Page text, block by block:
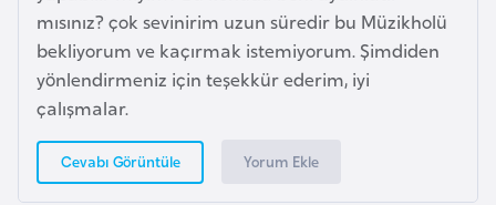
mısınız? çok sevinirim uzun süredir bu Müzikholü
bekliyorum ve kaçırmak istemiyorum. Şimdiden
yönlendirmeniz için teşekkür ederim, iyi
çalışmalar.
Cevabı Görüntüle Yorum Ekle
İ
t
a
l
a